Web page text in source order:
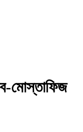
মোস্তাফিজ